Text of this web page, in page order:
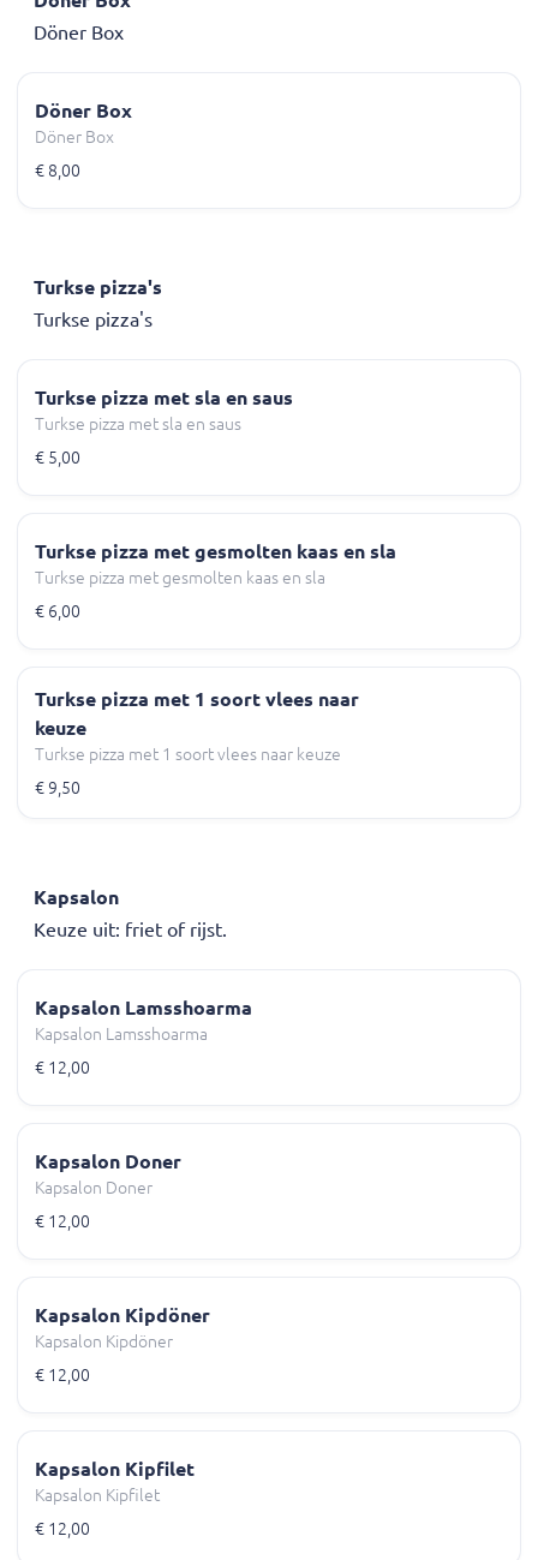
Döner Box
Döner Box
Döner Box
€ 8,00
Turkse pizza's
Turkse pizza's
Turkse pizza met sla en saus
Turkse pizza met sla en saus
€ 5,00
Turkse pizza met gesmolten kaas en sla
Turkse pizza met gesmolten kaas en sla
€ 6,00
Turkse pizza met 1 soort vlees naar
keuze
Turkse pizza met 1 soort vlees naar keuze
€ 9,50
Kapsalon
Keuze uit: friet of rijst.
Kapsalon Lamsshoarma
Kapsalon Lamsshoarma
€ 12,00
Kapsalon Doner
Kapsalon Doner
€ 12,00
Kapsalon Kipdöner
Kapsalon Kipdöner
€ 12,00
Kapsalon Kipfilet
Kapsalon Kipfilet
€ 12,00